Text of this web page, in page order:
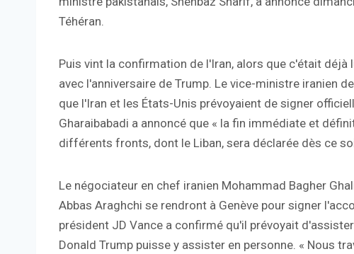
Téhéran.
Puis vint la confirmation de l'Iran, alors que c'était déjà
avec l'anniversaire de Trump. Le vice-ministre iranien
que l'Iran et les États-Unis prévoyaient de signer
Gharaibabadi a annoncé que « la fin immédiate et
différents fronts, dont le Liban, sera déclarée dès ce
Le négociateur en chef iranien Mohammad Bagher
Abbas Araghchi se rendront à Genève pour signer
président JD Vance a confirmé qu'il prévoyait
Donald Trump puisse y assister en personne. « Nous